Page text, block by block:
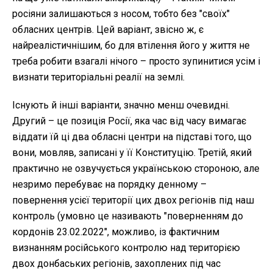
росіяни залишаються з носом, тобто без "своїх"
обласних центрів. Цей варіант, звісно ж, є
найреалістичнішим, бо для втілення його у життя не
треба робити взагалі нічого – просто зупинитися усім і
визнати територіальні реалії на землі.
Існують й інші варіанти, значно менш очевидні.
Другий – це позиція Росії, яка час від часу вимагає
віддати їй ці два обласні центри на підставі того, що
вони, мовляв, записані у її Конституцію. Третій, який
практично не озвучується українською стороною, але
незримо перебуває на порядку денному –
повернення усієї території цих двох регіонів під наш
контроль (умовно це називають "поверненням до
кордонів 23.02.2022", можливо, із фактичним
визнанням російського контролю над територією
двох донбаських регіонів, захоплених під час